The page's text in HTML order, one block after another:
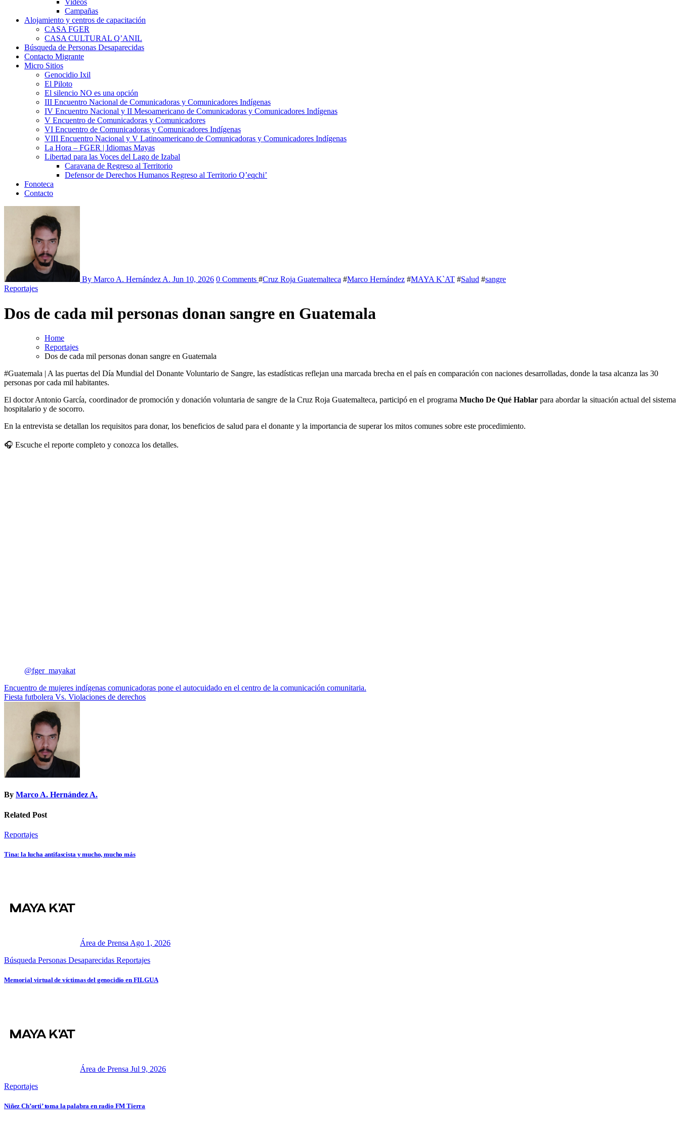
Videos
Campañas
Alojamiento y centros de capacitación
CASA FGER
CASA CULTURAL Q’ANIL
Búsqueda de Personas Desaparecidas
Contacto Migrante
Micro Sitios
Genocidio Ixil
El Piloto
El silencio NO es una opción
III Encuentro Nacional de Comunicadoras y Comunicadores Indígenas
IV Encuentro Nacional y II Mesoamericano de Comunicadoras y Comunicadores Indígenas
V Encuentro de Comunicadoras y Comunicadores
VI Encuentro de Comunicadoras y Comunicadores Indígenas
VIII Encuentro Nacional y V Latinoamericano de Comunicadoras y Comunicadores Indígenas
La Hora – FGER | Idiomas Mayas
Libertad para las Voces del Lago de Izabal
Caravana de Regreso al Territorio
Defensor de Derechos Humanos Regreso al Territorio Q’eqchi’
Fonoteca
Contacto
By Marco A. Hernández A. Jun 10, 2026 0 Comments #Cruz Roja Guatemalteca #Marco Hernández #MAYA K`AT #Salud #sangre
Reportajes
Dos de cada mil personas donan sangre en Guatemala
Home
Reportajes
Dos de cada mil personas donan sangre en Guatemala
#Guatemala | A las puertas del Día Mundial del Donante Voluntario de Sangre, las estadísticas reflejan una marcada brecha en el país en comparación con naciones desarrolladas, donde la tasa alcanza las 30
personas por cada mil habitantes.
El doctor Antonio García, coordinador de promoción y donación voluntaria de sangre de la Cruz Roja Guatemalteca, participó en el programa Mucho De Qué Hablar para abordar la situación actual del sistema
hospitalario y de socorro.
En la entrevista se detallan los requisitos para donar, los beneficios de salud para el donante y la importancia de superar los mitos comunes sobre este procedimiento.
🎧 Escuche el reporte completo y conozca los detalles.
@fger_mayakat
Navegación
de
entradas
Encuentro de mujeres indígenas comunicadoras pone el autocuidado en el centro de la comunicación comunitaria.
Fiesta futbolera Vs. Violaciones de derechos
By Marco A. Hernández A.
Related Post
Reportajes
Tina: la lucha antifascista y mucho, mucho más
Área de Prensa Ago 1, 2026
Búsqueda Personas Desaparecidas Reportajes
Memorial virtual de víctimas del genocidio en FILGUA
Área de Prensa Jul 9, 2026
Reportajes
Niñez Ch’orti’ toma la palabra en radio FM Tierra